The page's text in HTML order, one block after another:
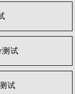
测试
试